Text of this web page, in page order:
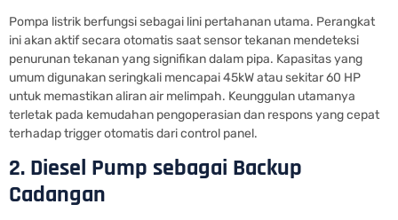
Pompa listrik berfungsi sebagai lini pertahanan utama. Perangkat
ini akan aktif secara otomatis saat sensor tekanan mendeteksi
penurunan tekanan yang signifikan dalam pipa. Kapasitas yang
umum digunakan seringkali mencapai 45kW atau sekitar 60 HP
untuk memastikan aliran air melimpah. Keunggulan utamanya
terletak pada kemudahan pengoperasian dan respons yang cepat
terhadap trigger otomatis dari control panel.
2. Diesel Pump sebagai Backup
Cadangan